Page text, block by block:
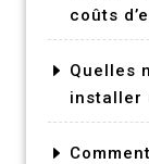
coûts
Quelles
installer